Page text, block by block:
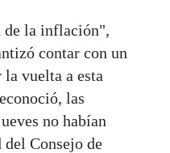
de la inflación",
contar con un
vuelta a esta
las
no habían
Consejo de